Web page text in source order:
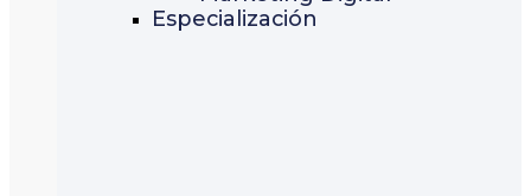
Especialización